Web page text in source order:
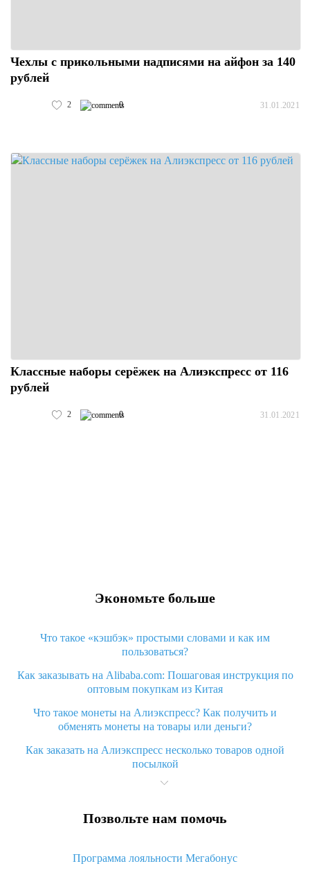
Чехлы с прикольными надписями на айфон за 140
рублей
2 0 31.01.2021
Классные наборы серёжек на Алиэкспресс от 116
рублей
2 0 31.01.2021
Экономьте больше
Что такое «кэшбэк» простыми словами и как им
пользоваться?
Как заказывать на Alibaba.com: Пошаговая инструкция по
оптовым покупкам из Китая
Что такое монеты на Алиэкспресс? Как получить и
обменять монеты на товары или деньги?
Как заказать на Алиэкспресс несколько товаров одной
посылкой
Что значит статус «Заказ закрыт» на Алиэкспресс и что
Что делать, если Алиэкспресс просит ввести паспортные
Как узнать, куда пришла посылка с Алиэкспресс
Позвольте нам помочь
Программа лояльности Мегабонус